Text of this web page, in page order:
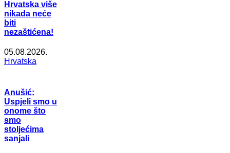
Hrvatska više
nikada neće
biti
nezaštićena!
05.08.2026.
Hrvatska
Anušić:
Uspjeli smo u
onome što
smo
stoljećima
sanjali